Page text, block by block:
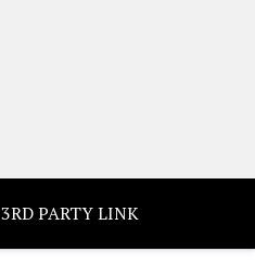
3RD PARTY LINK